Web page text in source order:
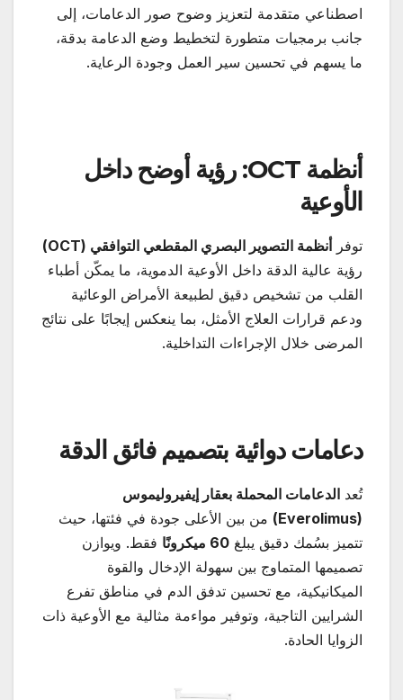
اصطناعي متقدمة لتعزيز وضوح صور الدعامات، إلى
جانب برمجيات متطورة لتخطيط وضع الدعامة بدقة،
ما يسهم في تحسين سير العمل وجودة الرعاية.
أنظمة OCT:
رؤية أوضح داخل
الأوعية
توفرأنظمة التصوير البصري المقطعي التوافقي (OCT)
رؤية عالية الدقة داخل الأوعية الدموية، ما يمكّن أطباء
القلب من تشخيص دقيق لطبيعة الأمراض الوعائية
ودعم قرارات العلاج الأمثل، بما ينعكس إيجابًا على نتائج
المرضى خلال الإجراءات التداخلية.
دعامات دوائية بتصميم فائق الدقة
تُعد الدعامات المحملة بعقار إيفيروليموس
(Everolimus)
من بين الأعلى جودة في فئتها، حيث
تتميز بسُمك دقيق يبلغ 60 ميكرونًا فقط. ويوازن
تصميمها المتماوج بين سهولة الإدخال والقوة
الميكانيكية، مع تحسين تدفق الدم في مناطق تفرع
الشرايين التاجية، وتوفير مواءمة مثالية مع الأوعية ذات
الزوايا الحادة.